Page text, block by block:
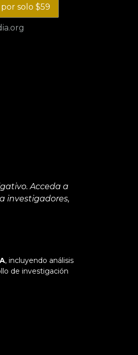
solo $59
Acceda a
investigadores,
, incluyendo análisis
de investigación